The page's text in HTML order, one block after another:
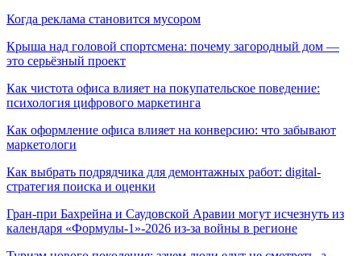
Когда реклама становится мусором
Крыша над головой спортсмена: почему загородный дом —
это серьёзный проект
Как чистота офиса влияет на покупательское поведение:
психология цифрового маркетинга
Как оформление офиса влияет на конверсию: что забывают
маркетологи
Как выбрать подрядчика для демонтажных работ: digital-
стратегия поиска и оценки
Гран-при Бахрейна и Саудовской Аравии могут исчезнуть из
календаря «Формулы-1»-2026 из-за войны в регионе